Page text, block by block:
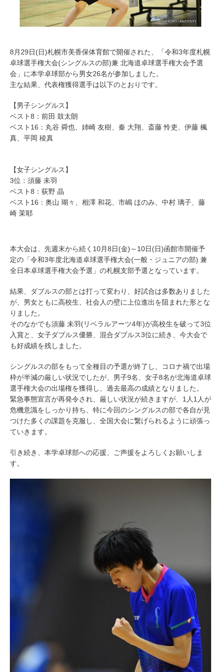
8月29日(日)札幌市美香保体育館で開催された、「令和3年度札幌
卓球選手権大会(シングルスの部)兼 北海道卓球選手権大会予選
会」に本学卓球部から男女26名が参加しました。
主な結果、代表権獲得選手は以下のとおりです。
【男子シングルス】
ベスト8：前田 鼓太朗
ベスト16：丸谷 舜也、姉崎 友樹、秦 大翔、斎藤 怜吏、伊藤 楓
真、平岡 稜真
【女子シングルス】
3位：須藤 未羽
ベスト8：荻野 晶
ベスト16：奥山 瑚々、相澤 和花、市嶋 ほのみ、中村 璃子、藤
崎 茉耶
本大会は、先週末から続く10月8日(金)～10日(日)函館市開催予
定の「令和3年度北海道卓球選手権大会(一般・ジュニアの部) 兼
全日本卓球選手権大会予選」の札幌支部予選となっています。
結果、ダブルスの部とは打って変わり、好試合は多数ありました
が、男女ともに高校生、社会人の壁に上位進出を阻まれた形とな
りました。
そのなかでも須藤 未羽(リベラルアーツ4年)が高校生を破って3位
入賞と、女子ダブルス優勝、混合ダブルス3位に続き、今大会で
も好成績を残しました。
シングルスの部をもって全種目の予選が終了し、コロナ禍で出場
枠が半減の厳しい状況でしたが、男子9名、女子8名が北海道卓球
選手権大会の出場権を獲得し、過去最高の成績となりました。
緊急事態宣言が再発令され、厳しい状況が続きますが、1人1人が
危機意識をしっかり持ち、特に今回のシングルスの部で各自が見
つけた多くの課題を克服し、全国大会に繋げられるように頑張っ
ていきます。
引き続き、本学卓球部への応援、ご声援をよろしくお願いしま
す。